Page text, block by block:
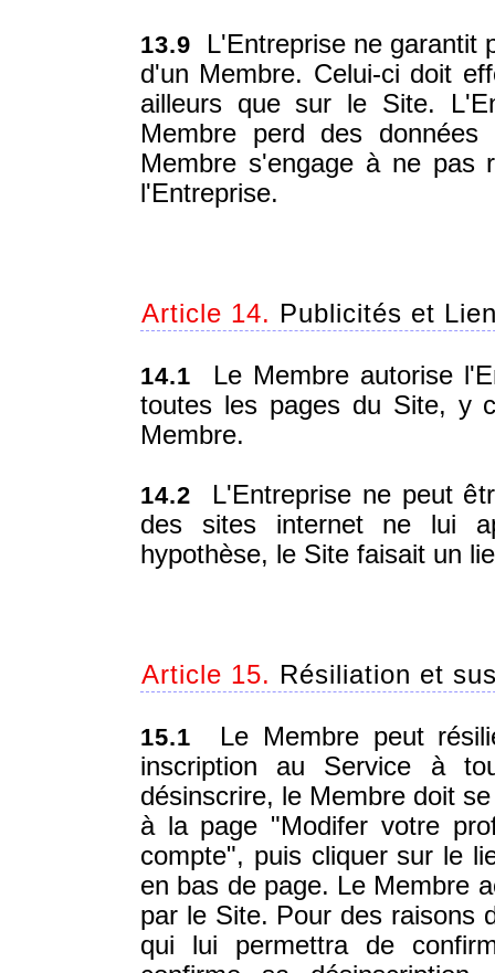
13.9 L'Entreprise ne garantit
d'un Membre. Celui-ci doit
ailleurs que sur le Site.
Membre perd des
Membre s'engage à ne pas
l'Entreprise.
Article 14. Publicités et
14.1 Le Membre autorise
toutes les pages du Site, y
Membre.
14.2 L'Entreprise ne peut
des sites internet ne lui
hypothèse, le Site faisait un
Article 15. Résiliation et
15.1 Le Membre peut
inscription au Service à
désinscrire, le Membre doit
à la page "Modifer votre
compte", puis cliquer sur le
en bas de page. Le Membre
par le Site. Pour des raisons
qui lui permettra de